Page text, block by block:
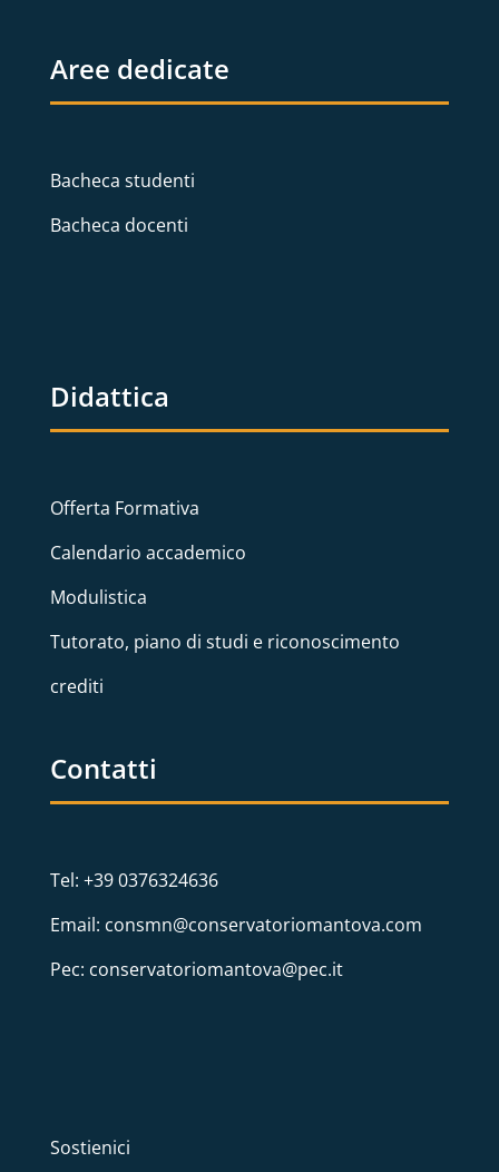
Aree dedicate
Bacheca studenti
Bacheca docenti
Didattica
Offerta Formativa
Calendario accademico
Modulistica
Tutorato, piano di studi e riconoscimento
crediti
Contatti
Tel: +39 0376324636
Email: consmn@conservatoriomantova.com
Pec: conservatoriomantova@pec.it
Sostienici